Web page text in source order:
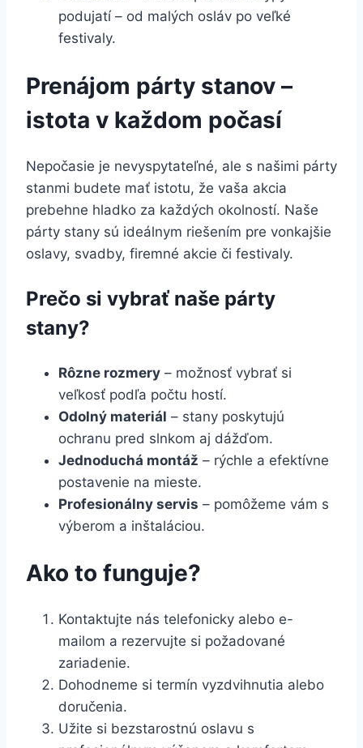
podujatí – od malých osláv po veľké
festivaly.
Prenájom párty stanov –
istota v každom počasí
Nepočasie je nevyspytateľné, ale s našimi párty
stanmi budete mať istotu, že vaša akcia
prebehne hladko za každých okolností. Naše
párty stany sú ideálnym riešením pre vonkajšie
oslavy, svadby, firemné akcie či festivaly.
Prečo si vybrať naše párty
stany?
Rôzne rozmery – možnosť vybrať si
veľkosť podľa počtu hostí.
Odolný materiál – stany poskytujú
ochranu pred slnkom aj dážďom.
Jednoduchá montáž – rýchle a efektívne
postavenie na mieste.
Profesionálny servis – pomôžeme vám s
výberom a inštaláciou.
Ako to funguje?
Kontaktujte nás telefonicky alebo e-
mailom a rezervujte si požadované
zariadenie.
Dohodneme si termín vyzdvihnutia alebo
doručenia.
Užite si bezstarostnú oslavu s